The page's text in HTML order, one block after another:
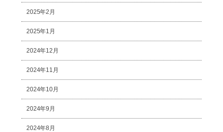
2025年2月
2025年1月
2024年12月
2024年11月
2024年10月
2024年9月
2024年8月